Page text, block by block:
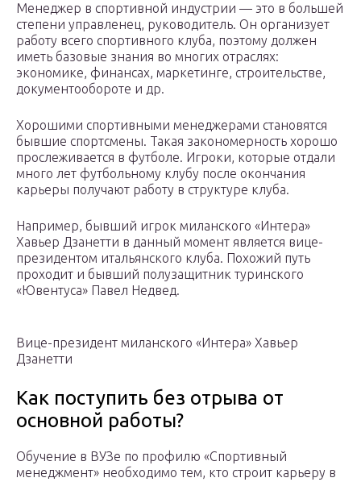
Менеджер в спортивной индустрии — это в большей
степени управленец, руководитель. Он организует
работу всего спортивного клуба, поэтому должен
иметь базовые знания во многих отраслях:
экономике, финансах, маркетинге, строительстве,
документообороте и др.
Хорошими спортивными менеджерами становятся
бывшие спортсмены. Такая закономерность хорошо
прослеживается в футболе. Игроки, которые отдали
много лет футбольному клубу после окончания
карьеры получают работу в структуре клуба.
Например, бывший игрок миланского «Интера»
Хавьер Дзанетти в данный момент является вице-
президентом итальянского клуба. Похожий путь
проходит и бывший полузащитник туринского
«Ювентуса» Павел Недвед.
Вице-президент миланского «Интера» Хавьер
Дзанетти
Как поступить без отрыва от
основной работы?
Обучение в ВУЗе по профилю «Спортивный
менеджмент» необходимо тем, кто строит карьеру в